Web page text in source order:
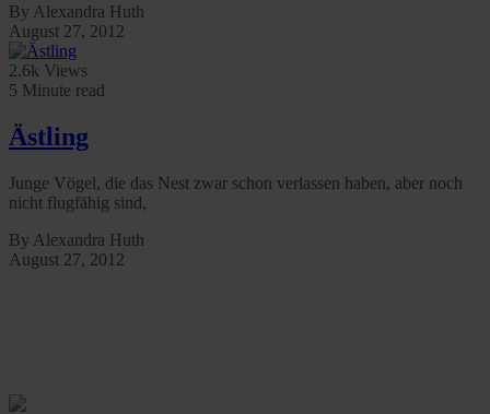
By Alexandra Huth
August 27, 2012
2.6k Views
5 Minute read
Ästling
Junge Vögel, die das Nest zwar schon verlassen haben, aber noch
nicht flugfähig sind,
By Alexandra Huth
August 27, 2012